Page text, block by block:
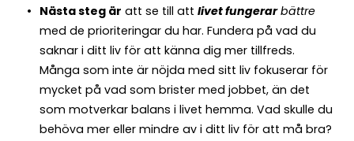
Nästa steg är att se till att livet fungerarbättre
med de prioriteringar du har. Fundera på vad du
saknar i ditt liv för att känna dig mer tillfreds.
Många som inte är nöjda med sitt liv fokuserar för
mycket på vad som brister med jobbet, än det
som motverkar balans i livet hemma. Vad skulle du
behöva mer eller mindre av i ditt liv för att må bra?